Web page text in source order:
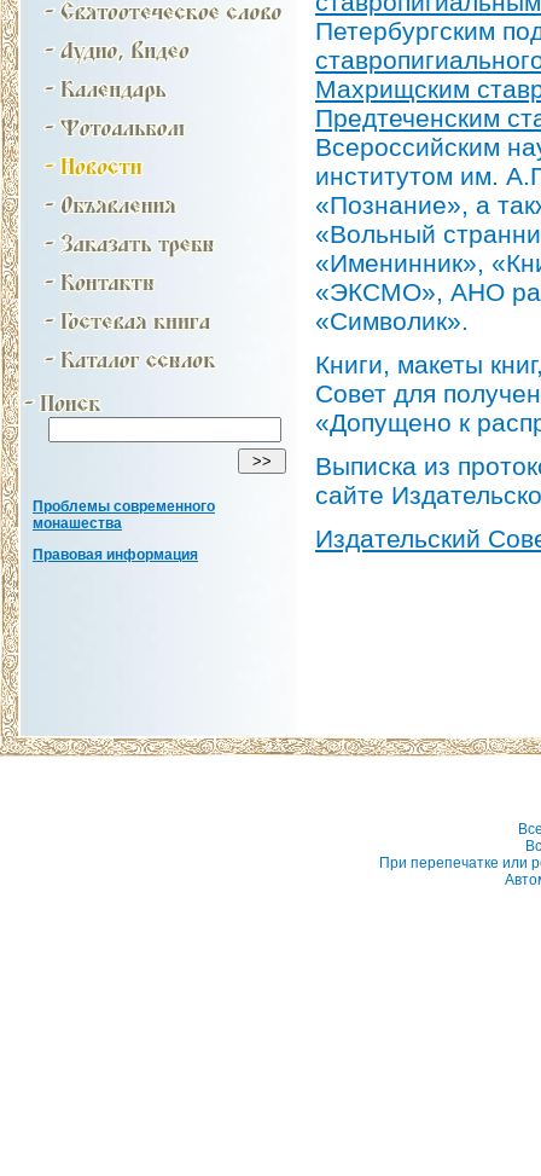
Проблемы современного
монашества
Правовая информация
Петербургским
Махрищским
Предтеченским
Всероссийским
институтом им.
«Познание», а
«Вольный
«Именинник»,
«ЭКСМО», АНО
«Символик».
Книги, макеты
Совет для
«Допущено к
Выписка из
сайте
Издательский
При перепечатке или